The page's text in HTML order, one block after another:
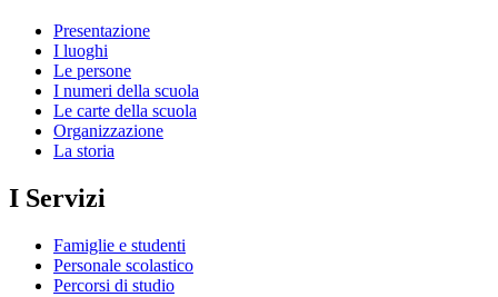
Presentazione
I luoghi
Le persone
I numeri della scuola
Le carte della scuola
Organizzazione
La storia
I Servizi
Famiglie e studenti
Personale scolastico
Percorsi di studio